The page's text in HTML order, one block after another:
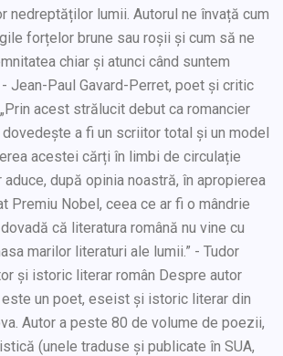
nedreptăților lumii. Autorul ne învață cum
forțelor brune sau roșii și cum să ne
chiar și atunci când suntem
- Jean-Paul Gavard-Perret, poet și critic
acest strălucit debut ca romancier
a fi un scriitor total și un model
acestei cărți în limbi de circulație
după opinia noastră, în apropierea
Premiu Nobel, ceea ce ar fi o mândrie
că literatura română nu vine cu
marilor literaturi ale lumii.” - Tudor
și istoric literar român Despre autor
este un poet, eseist și istoric literar din
Autor a peste 80 de volume de poezii,
(unele traduse și publicate în SUA,